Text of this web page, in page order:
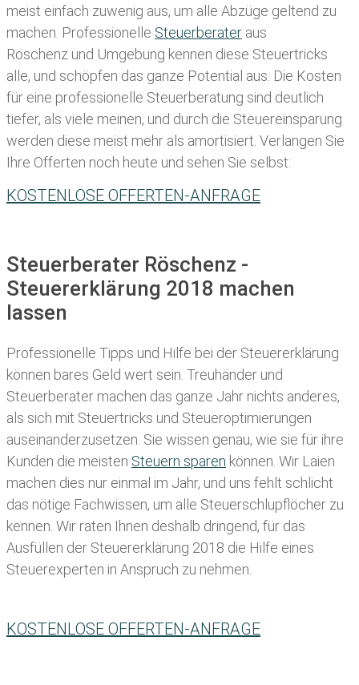
meist einfach zuwenig aus, um alle Abzüge geltend zu
machen. Professionelle Steuerberater aus
Röschenz und Umgebung kennen diese Steuertricks
alle, und schöpfen das ganze Potential aus. Die Kosten
für eine professionelle Steuerberatung sind deutlich
tiefer, als viele meinen, und durch die Steuereinsparung
werden diese meist mehr als amortisiert. Verlangen Sie
Ihre Offerten noch heute und sehen Sie selbst:
KOSTENLOSE OFFERTEN-ANFRAGE
Steuerberater Röschenz -
Steuererklärung 2018 machen
lassen
Professionelle Tipps und Hilfe bei der Steuererklärung
können bares Geld wert sein. Treuhänder und
Steuerberater machen das ganze Jahr nichts anderes,
als sich mit Steuertricks und Steueroptimierungen
auseinanderzusetzen. Sie wissen genau, wie sie für ihre
Kunden die meisten Steuern sparen können. Wir Laien
machen dies nur einmal im Jahr, und uns fehlt schlicht
das nötige Fachwissen, um alle Steuerschlupflöcher zu
kennen. Wir raten Ihnen deshalb dringend, für das
Ausfüllen der Steuererklärung 2018 die Hilfe eines
Steuerexperten in Anspruch zu nehmen.
KOSTENLOSE OFFERTEN-ANFRAGE